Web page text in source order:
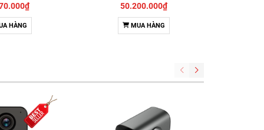
HÀNG
50.200.000₫
MUA HÀNG